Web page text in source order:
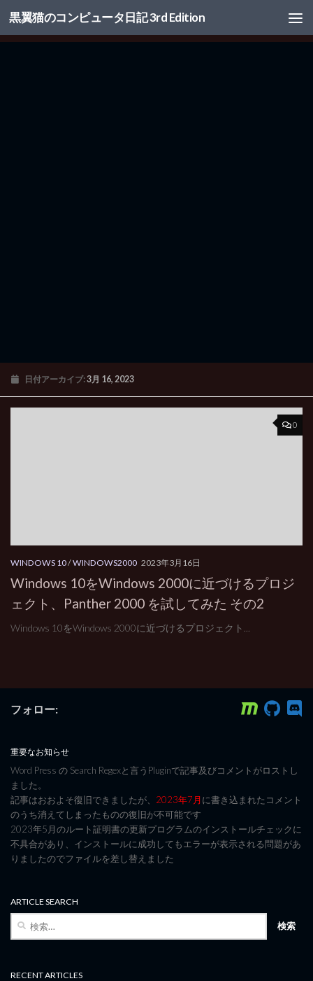
コンテンツへスキップ
黒翼猫のコンピュータ日記 3rd Edition
日付アーカイブ:3月 16, 2023
0
WINDOWS 10/WINDOWS2000 2023年3月16日
Windows 10をWindows 2000に近づけるプロジ
ェクト、Panther 2000 を試してみた その2
Windows 10をWindows 2000に近づけるプロジェクト...
フォロー:
重要なお知らせ
Word Press の Search Regexと言うPluginで記事及びコメントがロストし
ました。
記事はおおよそ復旧できましたが、 2023年7月に書き込まれたコメント
のうち消えてしまったものの復旧が不可能です
2023年5月のルート証明書の更新プログラムのインストールチェックに
不具合があり、インストールに成功してもエラーが表示される問題があ
りましたのでファイルを差し替えました
ARTICLE SEARCH
RECENT ARTICLES